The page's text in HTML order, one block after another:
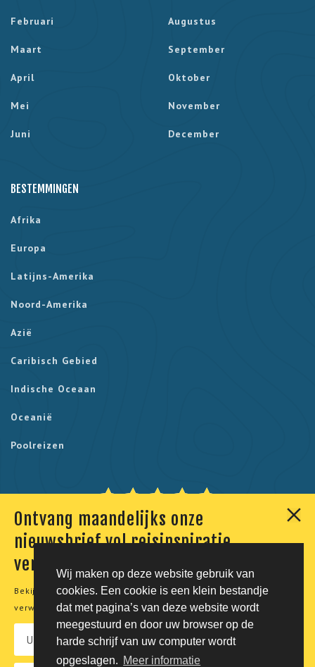
Wij maken op deze website gebruik van
cookies. Een cookie is een klein bestandje
dat met pagina’s van deze website wordt
meegestuurd en door uw browser op de
harde schrijf van uw computer wordt
opgeslagen. Meer informatie
Ontvang maandelijks onze
nieuwsbrief vol reisinspiratie,
verhalen en aanbiedingen
Bekijk onzeprivacyverklaringvoor meer informatie over de
verwerking van uw persoonsgegevens.
Februari
Maart
April
Mei
Juni
Augustus
September
Oktober
November
December
BESTEMMINGEN
Afrika
Europa
Latijns-Amerika
Noord-Amerika
Azië
Caribisch Gebied
Indische Oceaan
Oceanië
Poolreizen
Onze klanten geven ons een 9,7. Berekend uit 230
© Tico Reizen 2026 - Privé-reizen op maat
Developing magic by